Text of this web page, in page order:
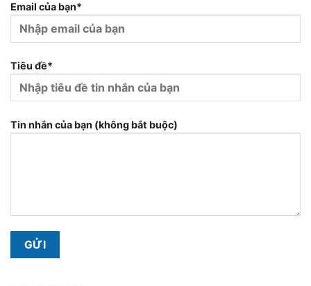
Email của bạn*
Tiêu đề*
Tin nhắn của bạn (không bắt buộc)